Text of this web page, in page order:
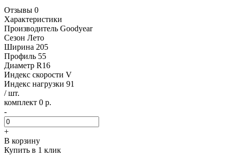
Отзывы 0
Характеристики
Производитель Goodyear
Сезон Лето
Ширина 205
Профиль 55
Диаметр R16
Индекс скорости V
Индекс нагрузки 91
/ шт.
комплект 0 р.
-
+
В корзину
Купить в 1 клик